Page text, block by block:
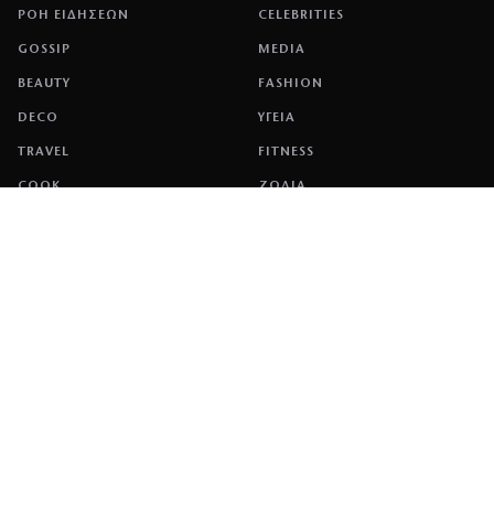
ΡΟΗ ΕΙΔΗΣΕΩΝ CELEBRITIES
GOSSIP MEDIA
BEAUTY FASHION
DECO ΥΓΕΙΑ
TRAVEL FITNESS
COOK ΖΩΔΙΑ